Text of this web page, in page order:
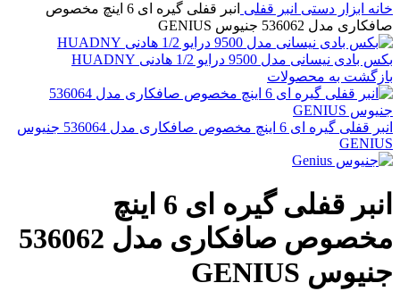
خانه ابزار دستی انبر قفلی
انبر قفلی گیره ای 6 اینچ مخصوص
صافکاری مدل 536062 جنیوس GENIUS
بکس بادی نیسانی مدل 9500 درایو 1/2 هادنی HUADNY
بازگشت به محصولات
انبر قفلی گیره ای 6 اینچ مخصوص صافکاری مدل 536064 جنیوس
GENIUS
انبر قفلی گیره ای 6 اینچ
مخصوص صافکاری مدل 536062
جنیوس GENIUS